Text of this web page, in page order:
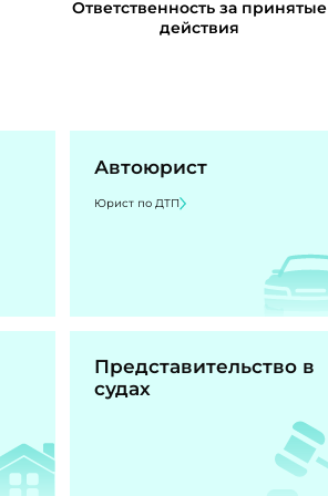
Ответственность за принятые
действия
Автоюрист
Юрист по ДТП
Представительство в
судах